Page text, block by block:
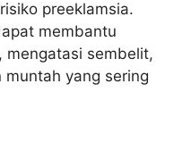
preeklamsia.
membantu
mengatasi sembelit,
yang sering